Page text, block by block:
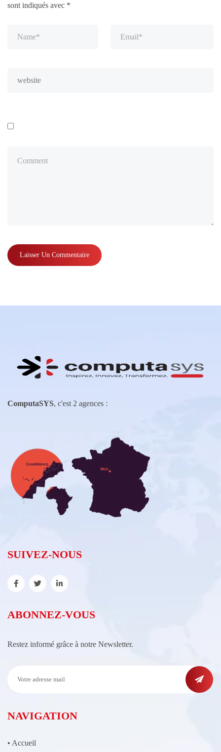
sont indiqués avec *
ComputaSYS, c'est 2 agences :
SUIVEZ-NOUS
ABONNEZ-VOUS
Restez informé grâce à notre Newsletter.
NAVIGATION
• Accueil